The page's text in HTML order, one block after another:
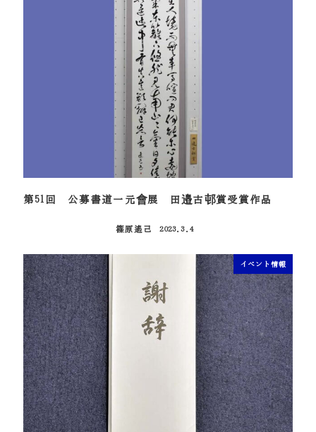
第51回 公募書道一元會展 田邉古邨賞受賞作品
篠原遙己
2023.3.4
イベント情報